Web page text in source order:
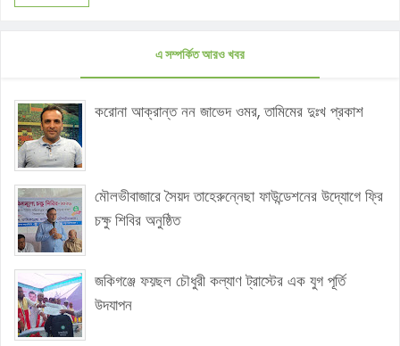
এ সম্পর্কিত আরও খবর
করোনা আক্রান্ত নন জাভেদ ওমর, তামিমের দুঃখ প্রকাশ
মৌলভীবাজারে সৈয়দ তাহেরুন্নেছা ফাউন্ডেশনের উদ্যোগে ফ্রি
চক্ষু শিবির অনুষ্ঠিত
জকিগঞ্জে ফয়ছল চৌধুরী কল্যাণ ট্রাস্টের এক যুগ পূর্তি
উদযাপন